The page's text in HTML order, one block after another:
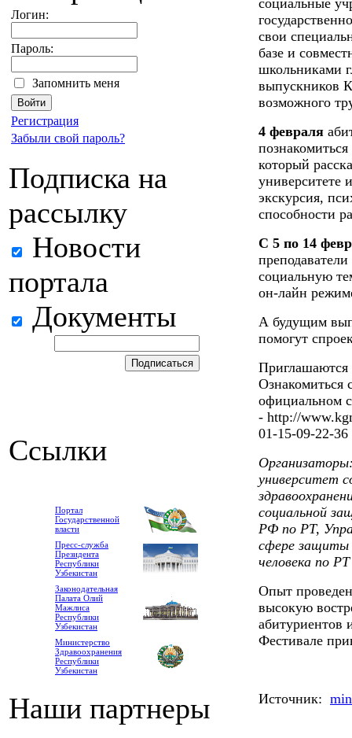
Логин:
Пароль:
Запомнить меня
Регистрация
Забыли свой пароль?
Подписка на
рассылку
Новости
портала
Документы
Ссылки
Портал
Государственной
власти
Пресс-служба
Президента
Республики
Узбекистан
Законодательная
Палата Олий
Мажлиса
Республики
Узбекистан
Министерство
Здравоохранения
Республики
Узбекистан
Наши партнеры
социальные
свои
базе и
школьниками
выпускников
возможного
4 февраля
который
университете
экскурсия,
способности
С 5 по 14
социальную
он-лайн
А будущим
помогут
Приглашаются
Ознакомиться
официальном
- http://
01-15-09-22-36
университет
социальной
РФ по РТ,
сфере защиты
человека по
Опыт
высокую
абитуриентов
Фестивале
Источник: